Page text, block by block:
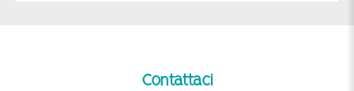
Contattaci